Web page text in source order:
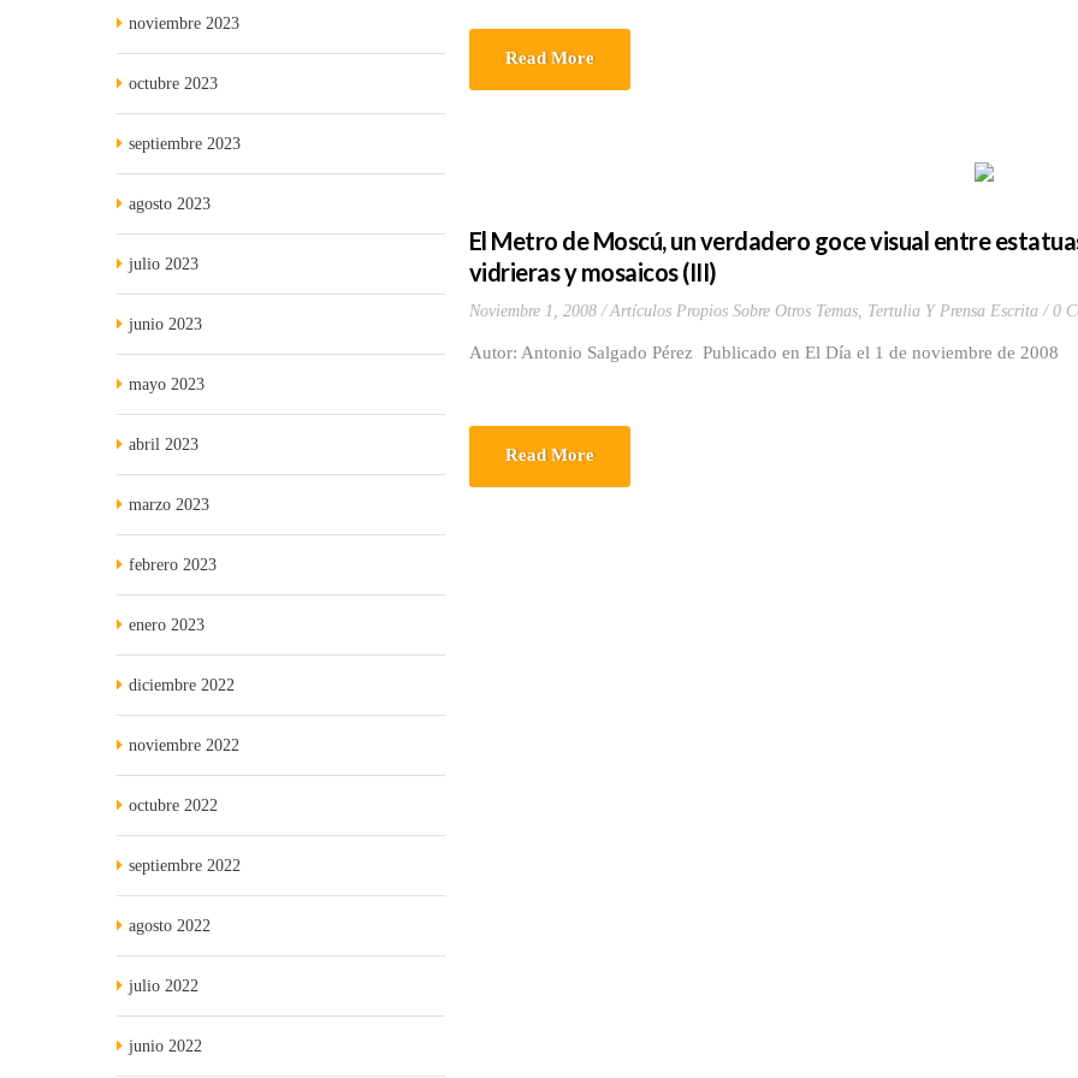
Read More
El Metro de Moscú, un verdadero goce visual entre
vidrieras y mosaicos (III)
Noviembre 1, 2008 Artículos Propios Sobre Otros Temas, Tertulia Y Prensa Escrita 0
Autor: Antonio Salgado Pérez Publicado en El Día el 1 de noviembre de 2008
Read More
noviembre 2023
octubre 2023
septiembre 2023
agosto 2023
julio 2023
junio 2023
mayo 2023
abril 2023
marzo 2023
febrero 2023
enero 2023
diciembre 2022
noviembre 2022
octubre 2022
septiembre 2022
agosto 2022
julio 2022
junio 2022